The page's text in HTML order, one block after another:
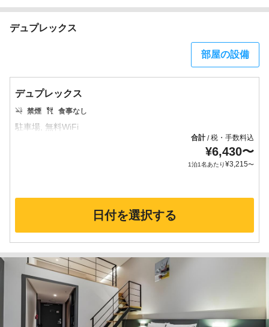
デュプレックス
部屋の設備
デュプレックス
禁煙 食事なし
合計/税・手数料込
¥6,430〜
1泊1名あたり¥3,215〜
日付を選択する